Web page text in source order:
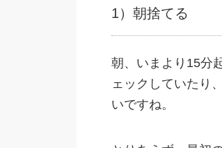
1）朝捨てる
朝、いまより15分
ェックしていたり
いですね。